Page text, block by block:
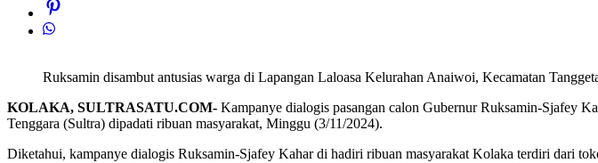
Ruksamin disambut antusias warga di Lapangan Laloasa Kelurahan Anaiwoi, Kecamatan
KOLAKA, SULTRASATU.COM- Kampanye dialogis pasangan calon Gubernur Ruksamin-Sjafey
Tenggara (Sultra) dipadati ribuan masyarakat, Minggu (3/11/2024).
Diketahui, kampanye dialogis Ruksamin-Sjafey Kahar di hadiri ribuan masyarakat Kolaka terdiri dari